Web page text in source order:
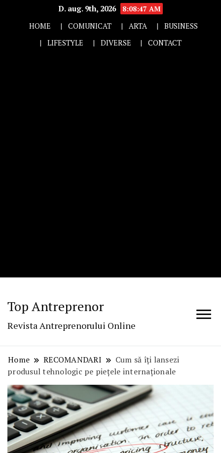
D. aug. 9th, 2026
8:08:48 AM
HOME
COMUNICAT ARTA
BUSINESS
LIFESTYLE
DIVERSE CONTACT
Top Antreprenor
Revista Antreprenorului Online
Home RECOMANDARI
Cum să îți lansezi
produsul tehnologic pe piețele internaționale